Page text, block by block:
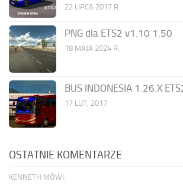
22 LIPCA 2017 R.
PNG dla ETS2 v1.10 1.50
18 MAJA 2024 R.
BUS INDONESIA 1.26.X
17 LUT, 2017
OSTATNIE KOMENTARZE
KENNETH MÓWI: